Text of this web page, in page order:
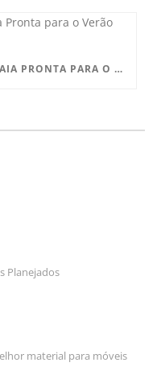
COMO DEIXAR SUA CASA DE PRAIA PRONTA PARA O VERÃO COM ESTILO E FUNCIONALIDADE
Planejados
material para móveis